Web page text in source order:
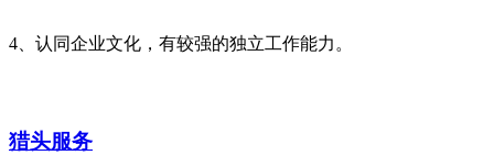
4、认同企业文化，有较强的独立工作能力。
猎头服务